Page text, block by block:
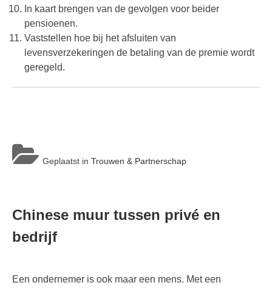
In kaart brengen van de gevolgen voor beider
pensioenen.
Vaststellen hoe bij het afsluiten van
levensverzekeringen de betaling van de premie wordt
geregeld.
Geplaatst in Trouwen & Partnerschap
Chinese muur tussen privé en
bedrijf
Een ondernemer is ook maar een mens. Met een